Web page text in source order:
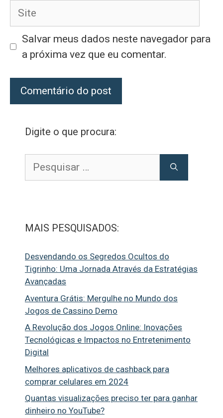
Site
Salvar meus dados neste navegador para
a próxima vez que eu comentar.
Digite o que procura:
por:
MAIS PESQUISADOS:
Desvendando os Segredos Ocultos do
Tigrinho: Uma Jornada Através da Estratégias
Avançadas
Aventura Grátis: Mergulhe no Mundo dos
Jogos de Cassino Demo
A Revolução dos Jogos Online: Inovações
Tecnológicas e Impactos no Entretenimento
Digital
Melhores aplicativos de cashback para
comprar celulares em 2024
Quantas visualizações preciso ter para ganhar
dinheiro no YouTube?